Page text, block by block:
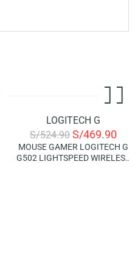
LOGITECH G
S/524.90 S/469.90
MOUSE GAMER LOGITECH G
G502 LIGHTSPEED WIRELESS